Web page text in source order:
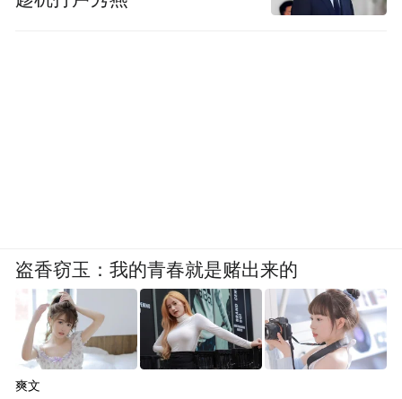
盗香窃玉：我的青春就是赌出来的
爽文